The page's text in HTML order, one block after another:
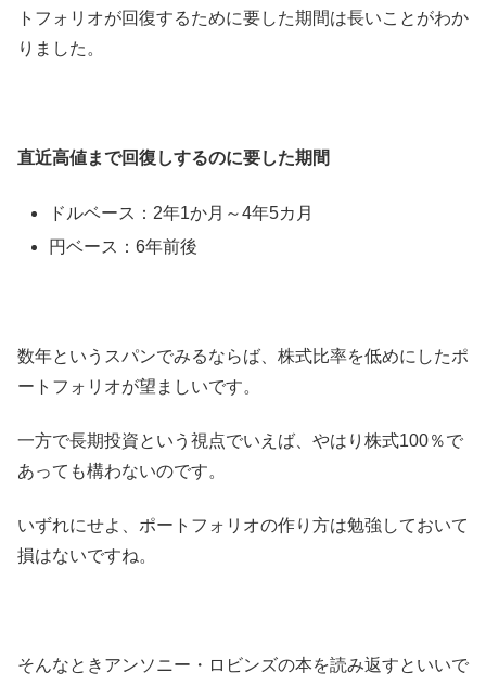
トフォリオが回復するために要した期間は長いことがわか
りました。
直近高値まで回復しするのに要した期間
ドルベース：2年1か月～4年5カ月
円ベース：6年前後
数年というスパンでみるならば、株式比率を低めにしたポ
ートフォリオが望ましいです。
一方で長期投資という視点でいえば、やはり株式100％で
あっても構わないのです。
いずれにせよ、ポートフォリオの作り方は勉強しておいて
損はないですね。
そんなときアンソニー・ロビンズの本を読み返すといいで